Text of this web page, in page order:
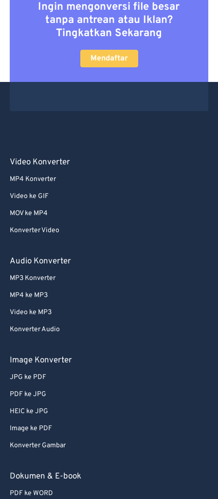
Ingin mengonversi file besar
tanpa antrean atau Iklan?
Tingkatkan Sekarang
Mendaftar
Video Konverter
MP4 Konverter
Video ke GIF
MOV ke MP4
Konverter Video
Audio Konverter
MP3 Konverter
MP4 ke MP3
Video ke MP3
Konverter Audio
Image Konverter
JPG ke PDF
PDF ke JPG
HEIC ke JPG
Image ke PDF
Konverter Gambar
Dokumen & E-book
PDF ke WORD